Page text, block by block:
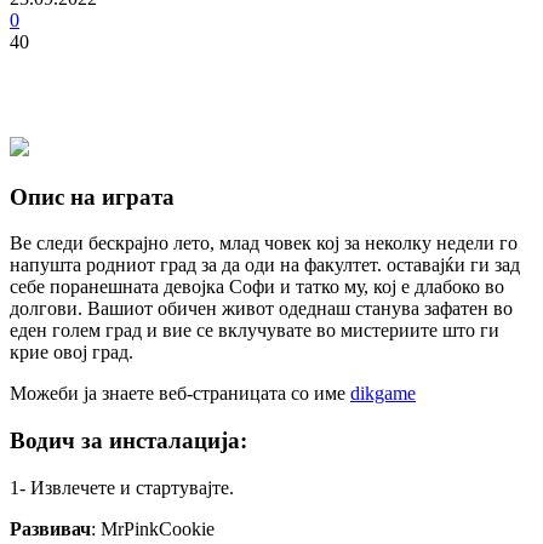
0
40
Опис на играта
Ве следи бескрајно лето, млад човек кој за неколку недели го
напушта родниот град за да оди на факултет. оставајќи ги зад
себе поранешната девојка Софи и татко му, кој е длабоко во
долгови. Вашиот обичен живот одеднаш станува зафатен во
еден голем град и вие се вклучувате во мистериите што ги
крие овој град.
Можеби ја знаете веб-страницата со име dikgame
Водич за инсталација:
1- Извлечете и стартувајте.
Развивач: MrPinkCookie